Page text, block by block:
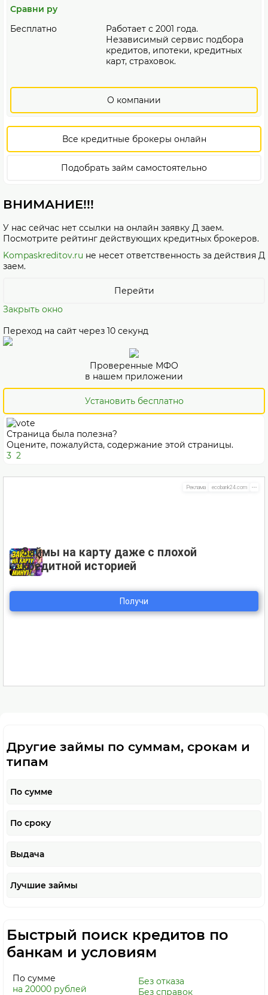
Сравни ру
Бесплатно
Работает с 2001 года.
Независимый сервис подбора
кредитов, ипотеки, кредитных
карт, страховок.
О компании
Все кредитные брокеры онлайн
Подобрать займ самостоятельно
ВНИМАНИЕ!!!
У нас сейчас нет ссылки на онлайн заявку Д заем.
Посмотрите рейтинг действующих кредитных брокеров.
Kompaskreditov.ru не несет ответственность за действия Д
заем.
Перейти
Закрыть окно
Переход на сайт через 10 секунд
Проверенные МФО
в нашем приложении
Установить бесплатно
Страница была полезна?
Оцените, пожалуйста, содержание этой страницы.
3 2
Другие займы по суммам, срокам и
типам
По сумме
По сроку
Выдача
Лучшие займы
Быстрый поиск кредитов по
банкам и условиям
По сумме
на 20000 рублей
Без отказа
Без справок